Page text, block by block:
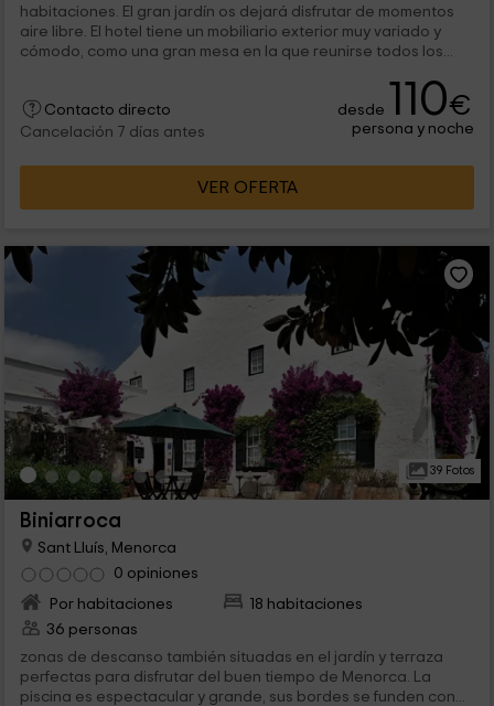
habitaciones. El gran jardín os dejará disfrutar de momentos
aire libre. El hotel tiene un mobiliario exterior muy variado y
cómodo, como una gran mesa en la que reunirse todos los...
Contacto directo
Cancelación 7 días antes
desde 110€
persona y noche
VER OFERTA
39 Fotos
Biniarroca
Sant Lluís, Menorca
0 opiniones
Por habitaciones
18 habitaciones
36 personas
zonas de descanso también situadas en el jardín y terraza
perfectas para disfrutar del buen tiempo de Menorca. La
piscina es espectacular y grande, sus bordes se funden con...